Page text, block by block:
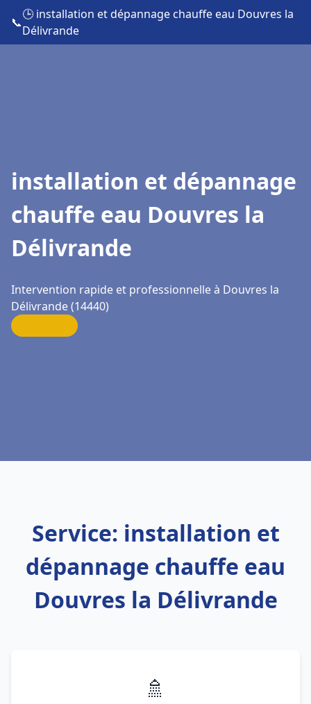
📞
🕒 installation et dépannage chauffe eau Douvres la
Délivrande
installation et dépannage
chauffe eau Douvres la
Délivrande
Intervention rapide et professionnelle à Douvres la
Délivrande (14440)
Service: installation et
dépannage chauffe eau
Douvres la Délivrande
🚿